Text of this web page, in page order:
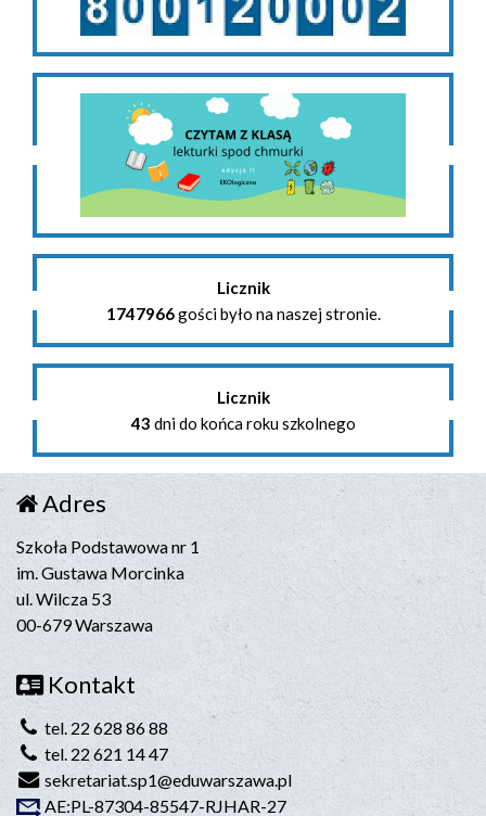
Licznik
1747966gości było na naszej stronie.
Licznik
43 dni do końca roku szkolnego
Adres
Szkoła Podstawowa nr 1
im. Gustawa Morcinka
ul. Wilcza 53
00-679 Warszawa
Kontakt
tel. 22 628 86 88
tel. 22 621 14 47
sekretariat.sp1@eduwarszawa.pl
AE:PL-87304-85547-RJHAR-27